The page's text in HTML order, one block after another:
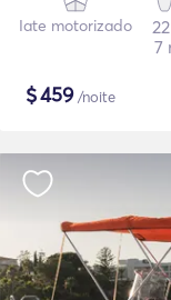
Iate motorizado
7
$459/noite